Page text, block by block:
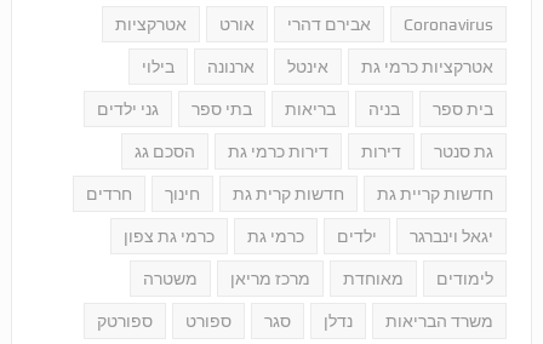
Coronavirus אבירם דהרי אורט אטרקציות
אטרקציות כרמי גת אינטל ארנונה בילוי
בית ספר בניה בריאות בתי ספר גני ילדים
גת סנטר דירות דירות כרמי גת הסכם גג
חדשות קריית גת חדשות קרית גת חינוך חרדים
יגאל וינברגר ילדים כרמי גת כרמי גת צפון
לימודים מאוחדת מרכז מריאן משטרה
משרד הבריאות נדלן סגר ספורט ספורטק